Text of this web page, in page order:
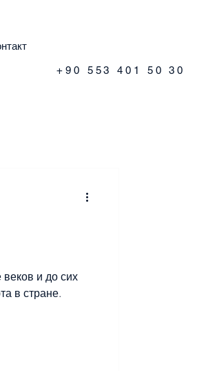
+90 553 401 50 30
и до сих
в стране.